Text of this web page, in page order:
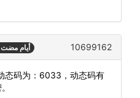
269 أيام مضت 10699162
态码为：6033，动态码有